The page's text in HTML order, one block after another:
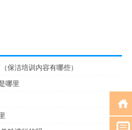
保洁培训内容有哪些）
哪里